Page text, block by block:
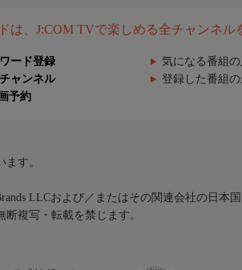
は、J:COM TVで楽しめる全チャンネル
ード登録 気になる番組の
ャンネル 登録した番組
予約
す。
LLCおよび／またはその関連会社の日本
複写・転載を禁じます。